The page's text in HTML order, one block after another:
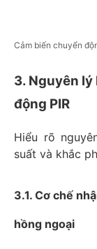
Cảm biến chuyển
3. Nguyên
động PIR
Hiểu rõ
suất và khắc
3.1. Cơ chế
hồng ngoại